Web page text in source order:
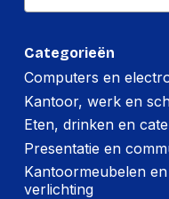
Categorieën
Computers en
Kantoor, werk en
Eten, drinken en
Presentatie en
Kantoormeubelen en
verlichting